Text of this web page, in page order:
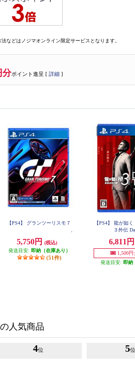
などはノジマオンライン限定サービスとなります。
分ポイント進呈 [ 詳細 ]
【PS4】 グランツーリスモ７
5,750円
(税込)
発送目安: 即納（在庫あり）
(51件)
【PS4】 龍が如
３外伝
6,811円
1,500
発送目安: 即納
人気商品
4位 5位